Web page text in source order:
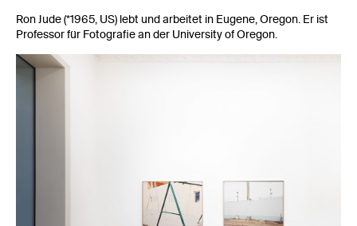
Ron Jude (*1965, US) lebt und arbeitet in Eugene, Oregon. Er ist
Professor für Fotografie an der University of Oregon.